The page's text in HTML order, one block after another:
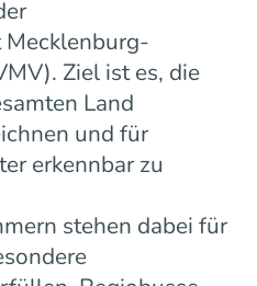
Ziel ist es, die
Land
und für
erkennbar zu
stehen dabei für